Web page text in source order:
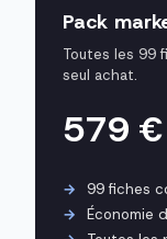
Pack
Toutes les 99
seul achat.
579
99 fiches
Économie